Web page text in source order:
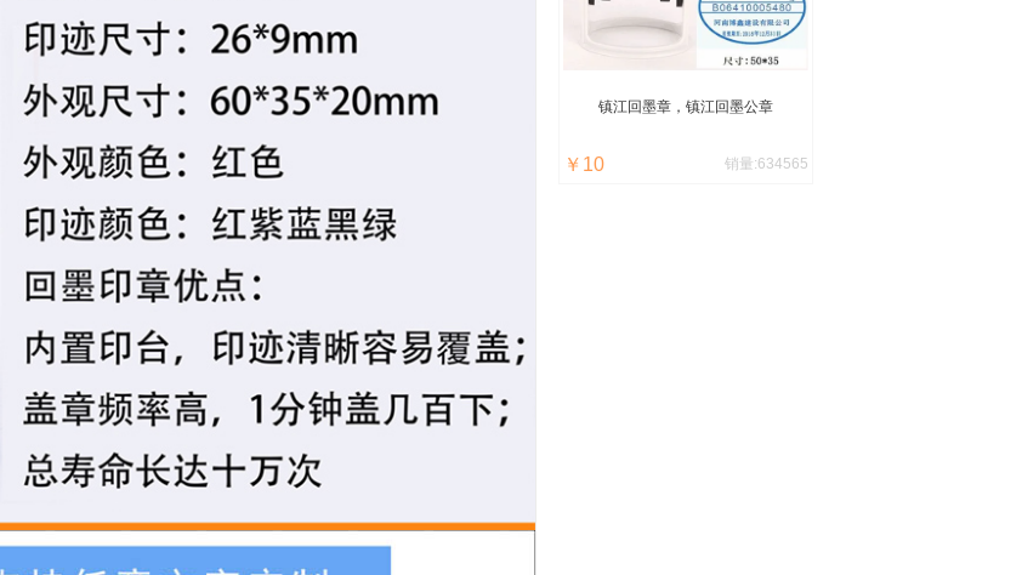
镇江回墨章， 镇江回墨公章
￥10 销量:634565